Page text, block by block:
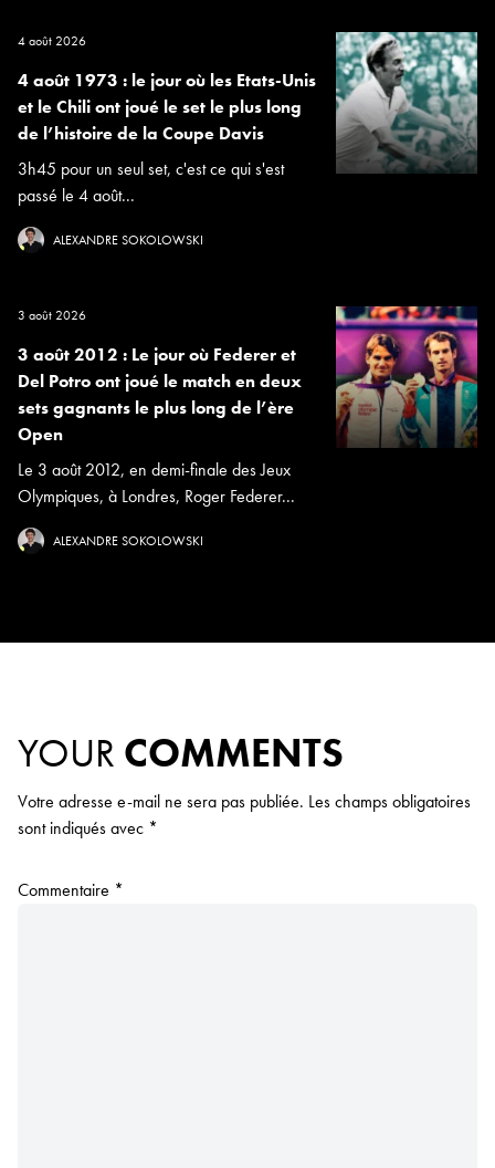
4 août 2026
4 août 1973 : le jour où les Etats-Unis
et le Chili ont joué le set le plus long
de l’histoire de la Coupe Davis
3h45 pour un seul set, c'est ce qui s'est
passé le 4 août...
ALEXANDRE SOKOLOWSKI
3 août 2026
3 août 2012 : Le jour où Federer et
Del Potro ont joué le match en deux
sets gagnants le plus long de l’ère
Open
Le 3 août 2012, en demi-finale des Jeux
Olympiques, à Londres, Roger Federer...
ALEXANDRE SOKOLOWSKI
YOUR COMMENTS
Votre adresse e-mail ne sera pas publiée. Les champs obligatoires
sont indiqués avec *
Commentaire *